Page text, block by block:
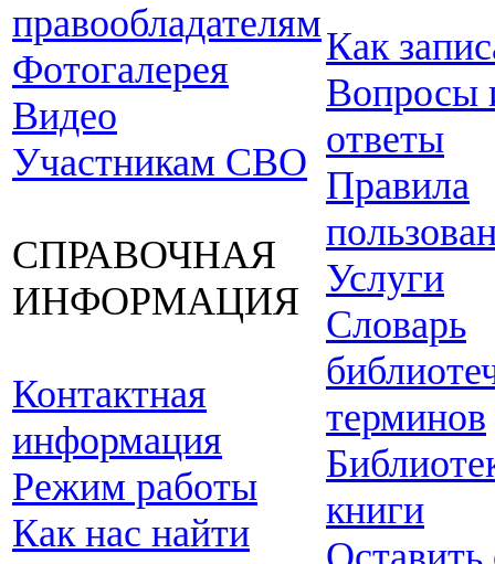
правообладателям
Фотогалерея
Видео
Участникам СВО
СПРАВОЧНАЯ
ИНФОРМАЦИЯ
Контактная
информация
Режим работы
Как нас найти
Как
Вопросы
ответы
Правила
Услуги
Словарь
терминов
книги